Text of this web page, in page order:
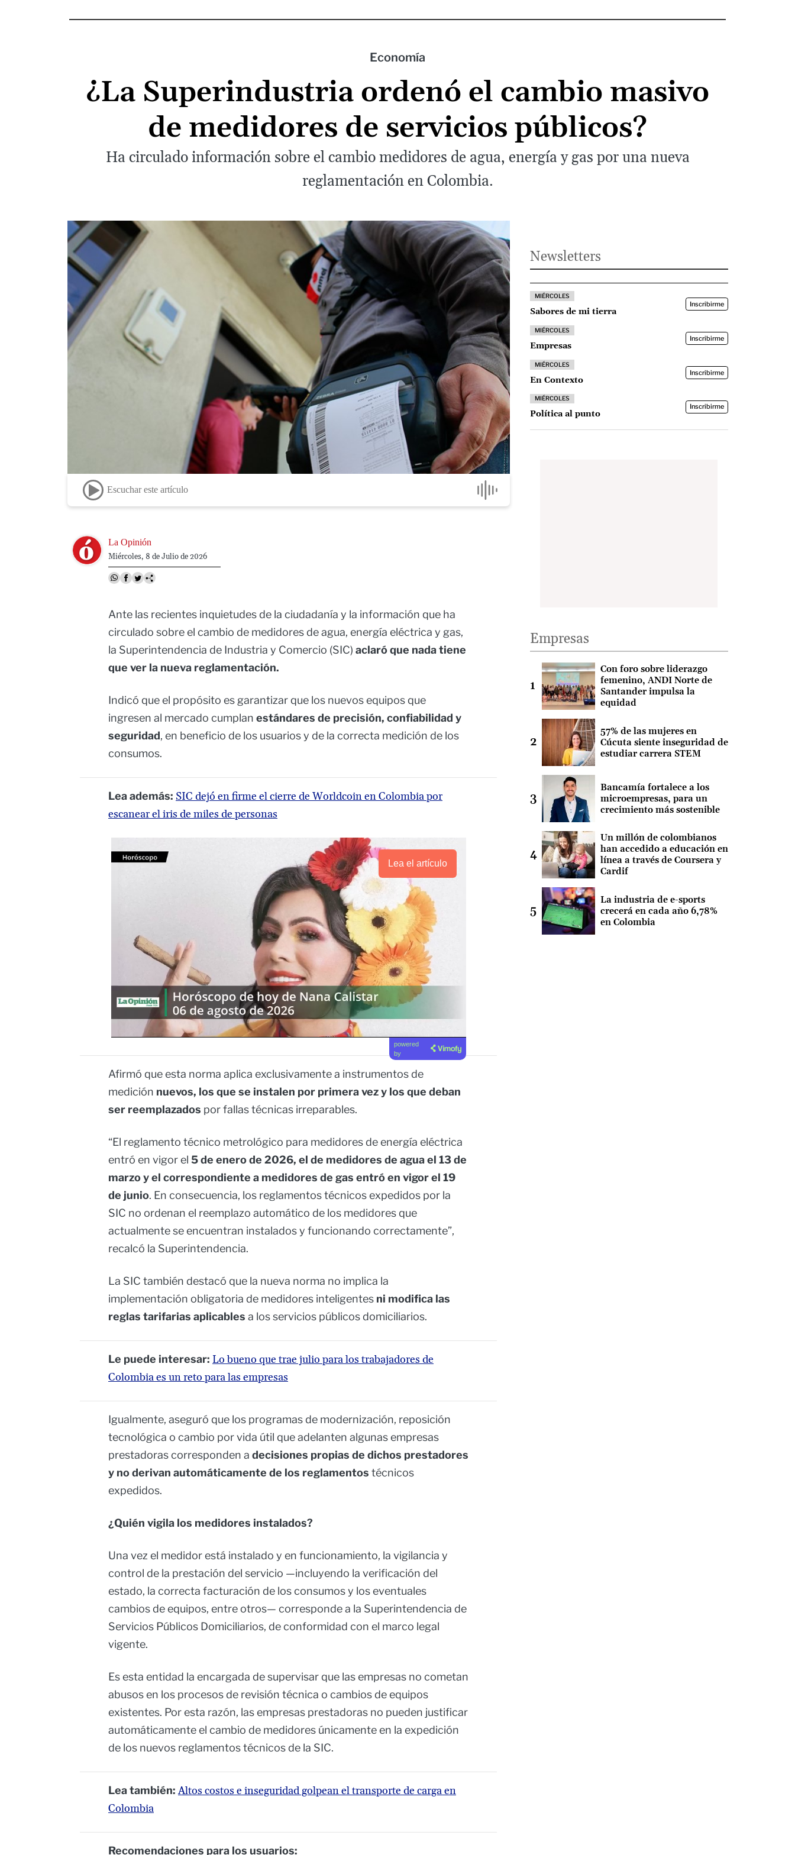
Economía
¿La Superindustria ordenó el cambio masivo
de medidores de servicios públicos?
Ha circulado información sobre el cambio medidores de agua, energía y gas por una nueva
reglamentación en Colombia.
Escuchar este artículo
Image La Opinión
Miércoles, 8 de Julio de 2026
Ante las recientes inquietudes de la ciudadanía y la información que ha
circulado sobre el cambio de medidores de agua, energía eléctrica y gas,
la Superintendencia de Industria y Comercio (SIC) aclaró que nada tiene
que ver la nueva reglamentación.
Indicó que el propósito es garantizar que los nuevos equipos que
ingresen al mercado cumplan estándares de precisión, confiabilidad y
seguridad, en beneficio de los usuarios y de la correcta medición de los
consumos.
Lea además: SIC dejó en firme el cierre de Worldcoin en Colombia por
escanear el iris de miles de personas
Lea el artículo
powered
by
Afirmó que esta norma aplica exclusivamente a instrumentos de
medición nuevos, los que se instalen por primera vez y los que deban
ser reemplazados por fallas técnicas irreparables.
“El reglamento técnico metrológico para medidores de energía eléctrica
entró en vigor el 5 de enero de 2026, el de medidores de agua el 13 de
marzo y el correspondiente a medidores de gas entró en vigor el 19
de junio. En consecuencia, los reglamentos técnicos expedidos por la
SIC no ordenan el reemplazo automático de los medidores que
actualmente se encuentran instalados y funcionando correctamente”,
recalcó la Superintendencia.
La SIC también destacó que la nueva norma no implica la
implementación obligatoria de medidores inteligentes ni modifica las
reglas tarifarias aplicables a los servicios públicos domiciliarios.
Le puede interesar: Lo bueno que trae julio para los trabajadores de
Colombia es un reto para las empresas
Igualmente, aseguró que los programas de modernización, reposición
tecnológica o cambio por vida útil que adelanten algunas empresas
prestadoras corresponden a decisiones propias de dichos prestadores
y no derivan automáticamente de los reglamentos técnicos
expedidos.
¿Quién vigila los medidores instalados?
Una vez el medidor está instalado y en funcionamiento, la vigilancia y
control de la prestación del servicio —incluyendo la verificación del
estado, la correcta facturación de los consumos y los eventuales
cambios de equipos, entre otros— corresponde a la Superintendencia de
Servicios Públicos Domiciliarios, de conformidad con el marco legal
vigente.
Es esta entidad la encargada de supervisar que las empresas no cometan
abusos en los procesos de revisión técnica o cambios de equipos
existentes. Por esta razón, las empresas prestadoras no pueden justificar
automáticamente el cambio de medidores únicamente en la expedición
de los nuevos reglamentos técnicos de la SIC.
Lea también: Altos costos e inseguridad golpean el transporte de carga en
Colombia
Recomendaciones para los usuarios:
Newsletters
MIÉRCOLES
Sabores de mi tierra
Inscribirme
MIÉRCOLES
Empresas
Inscribirme
MIÉRCOLES
En Contexto
Inscribirme
MIÉRCOLES
Política al punto
Inscribirme
Empresas
Con foro sobre liderazgo
femenino, ANDI Norte de
Santander impulsa la
equidad
57% de las mujeres en
Cúcuta siente inseguridad de
estudiar carrera STEM
Bancamía fortalece a los
microempresas, para un
crecimiento más sostenible
Un millón de colombianos
han accedido a educación en
línea a través de Coursera y
Cardif
La industria de e-sports
crecerá en cada año 6,78%
en Colombia